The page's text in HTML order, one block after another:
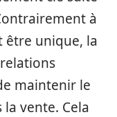
à
être unique, la
maintenir le
vente. Cela